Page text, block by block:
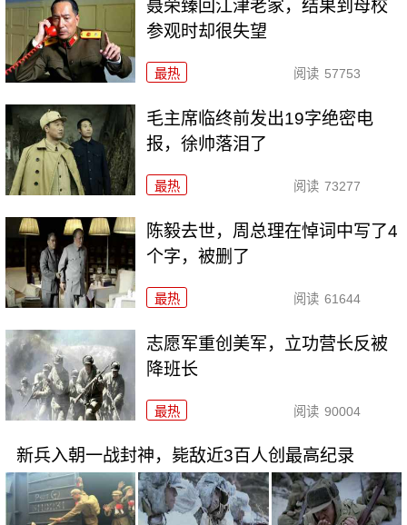
聂荣臻回江津老家，结果到母校
参观时却很失望
最热 阅读 57753
毛主席临终前发出19字绝密电
报，徐帅落泪了
最热 阅读 73277
陈毅去世，周总理在悼词中写了4
个字，被删了
最热 阅读 61644
志愿军重创美军，立功营长反被
降班长
最热 阅读 90004
新兵入朝一战封神，毙敌近3百人创最高纪录